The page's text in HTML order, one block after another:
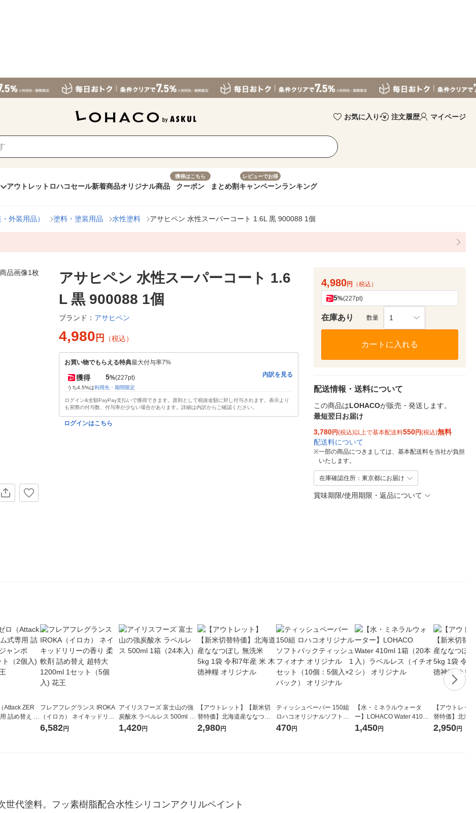
お気に入り 注文履歴 マイページ
アウトレット ロハコセール新着商品オリジナル商品
獲得はこちら
クーポン まとめ割
レビューでお得
キャンペーンランキング
外装用品） 塗料・塗装用品 水性塗料 アサヒペン 水性スーパーコート 1.6L 黒 900088 1個
アサヒペン 水性スーパーコート 1.6
L 黒 900088 1個
ブランド： アサヒペン
4,980 円 （税込）
お買い物でもらえる特典最大付与率7%
獲得 5%(227pt)
うち4.5%は利用先・期間限定
内訳を見る
ログイン&全額PayPay支払いで獲得できます。原則として税抜金額に対し付与されます。表示より
も実際の付与数、付与率が少ない場合があります。詳細は内訳からご確認ください。
ログインはこちら
4,980円 （税込）
5%(227pt)
在庫あり 数量 1
カートに入れる
配送情報・送料について
この商品はLOHACOが販売・発送します。
最短翌日お届け
3,780円(税込)以上で基本配送料550円(税込)無料
配送料について
※一部の商品につきましては、基本配送料を当社が負担
いたします。
在庫確認住所：東京都にお届け
賞味期限/使用期限・返品について
Attack ZER
詰め替え メ
1セット
フレアフレグランス IROKA
（イロカ） ネイキッドリリ
ーの香り 柔軟剤 詰め替え 超
6,582円
アイリスフーズ 富士山の強
炭酸水 ラベルレス 500ml 1
箱（24本入）
1,420円
【アウトレット】【新米切
替特価】北海道産ななつぼ
し 無洗米 5kg 1袋 令和7年産
2,980円
ティッシュペーパー 150組
ロハコオリジナルソフトパ
ックティッシュ フィオナ オ
470円
【水・ミネラルウォータ
ー】LOHACO Water 410ml
1箱（20本入）ラベルレス
1,450円
【アウトレッ
替特価】北海
し 精白米 5kg
2,950円
世代塗料。フッ素樹脂配合水性シリコンアクリルペイント